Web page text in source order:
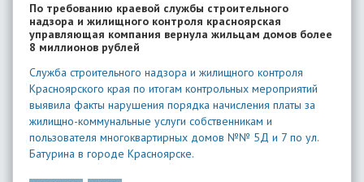
По требованию краевой службы строительного
надзора и жилищного контроля красноярская
управляющая компания вернула жильцам домов более
8 миллионов рублей
Служба строительного надзора и жилищного контроля
Красноярского края по итогам контрольных мероприятий
выявила факты нарушения порядка начисления платы за
жилищно-коммунальные услуги собственникам и
пользователя многоквартирных домов №№ 5Д и 7 по ул.
Батурина в городе Красноярске.